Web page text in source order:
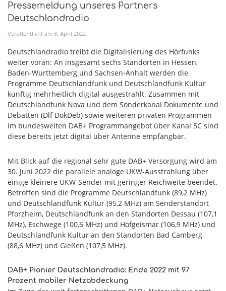
Pressemeldung unseres Partners
Deutschlandradio
Veröffentlicht am 8. April 2022
Deutschlandradio treibt die Digitalisierung des Hörfunks
weiter voran: An insgesamt sechs Standorten in Hessen,
Baden-Württemberg und Sachsen-Anhalt werden die
Programme Deutschlandfunk und Deutschlandfunk Kultur
künftig mehrheitlich digital ausgestrahlt. Zusammen mit
Deutschlandfunk Nova und dem Sonderkanal Dokumente und
Debatten (Dlf DokDeb) sowie weiteren privaten Programmen
im bundesweiten DAB+ Programmangebot über Kanal 5C sind
diese bereits jetzt digital über Antenne empfangbar.
Mit Blick auf die regional sehr gute DAB+ Versorgung wird am
30. Juni 2022 die parallele analoge UKW-Ausstrahlung über
einige kleinere UKW-Sender mit geringer Reichweite beendet.
Betroffen sind die Programme Deutschlandfunk (89,2 MHz)
und Deutschlandfunk Kultur (95,2 MHz) am Senderstandort
Pforzheim, Deutschlandfunk an den Standorten Dessau (107,1
MHz), Eschwege (100,6 MHz) und Hofgeismar (106,9 MHz) und
Deutschlandfunk Kultur an den Standorten Bad Camberg
(88,6 MHz) und Gießen (107,5 MHz).
DAB+ Pionier Deutschlandradio: Ende 2022 mit 97
Prozent mobiler Netzabdeckung